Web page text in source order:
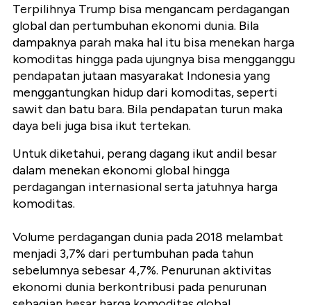
Terpilihnya Trump bisa mengancam perdagangan
global dan pertumbuhan ekonomi dunia. Bila
dampaknya parah maka hal itu bisa menekan harga
komoditas hingga pada ujungnya bisa mengganggu
pendapatan jutaan masyarakat Indonesia yang
menggantungkan hidup dari komoditas, seperti
sawit dan batu bara. Bila pendapatan turun maka
daya beli juga bisa ikut tertekan.
Untuk diketahui, perang dagang ikut andil besar
dalam menekan ekonomi global hingga
perdagangan internasional serta jatuhnya harga
komoditas.
Volume perdagangan dunia pada 2018 melambat
menjadi 3,7% dari pertumbuhan pada tahun
sebelumnya sebesar 4,7%. Penurunan aktivitas
ekonomi dunia berkontribusi pada penurunan